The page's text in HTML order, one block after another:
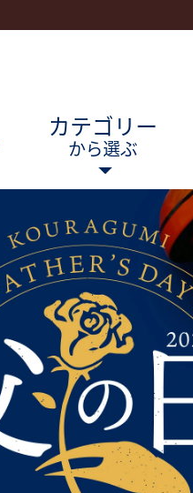
カテゴリー
から選ぶ